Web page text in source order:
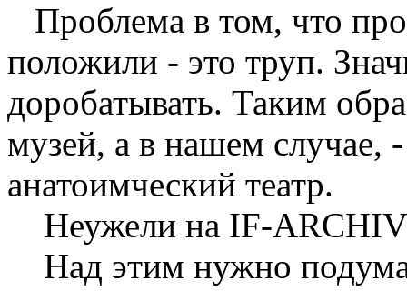
Проблема в том, что
положили - это труп.
доробатывать. Таким
музей, а в нашем случае,
анатоимческий театр.
Неужели на IF-
Над этим нужно